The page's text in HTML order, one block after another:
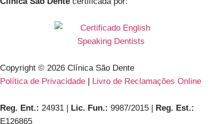
Copyright © 2026 Clínica São Dente
Política de Privacidade
Livro de Reclamações Online
Reg. Ent.: 24931 | Lic. Fun.: 9987/2015 |
Reg. Est.:
E126865